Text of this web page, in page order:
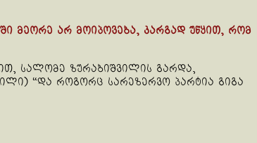
მეორე არ მოიპოვება, კარგად უწყით, რომ
სალომე ზურაბიშვილის გარდა,
“და როგორც სარეზერვო პარტია გიგა